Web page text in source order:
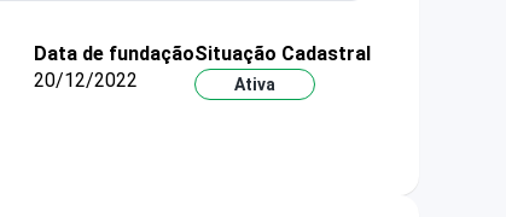
Data de fundação
20/12/2022
Situação Cadastral
Ativa